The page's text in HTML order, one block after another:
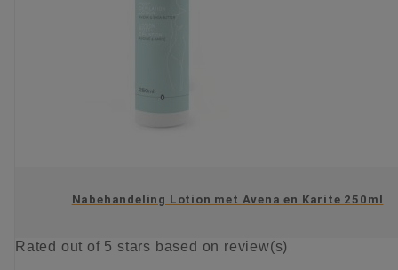
Nabehandeling Lotion met Avena en Karite 250ml
Rated out of 5 stars based on review(s)